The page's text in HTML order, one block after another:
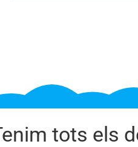
tots els